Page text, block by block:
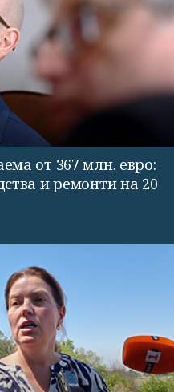
от 367 млн. евро:
и ремонти на 20